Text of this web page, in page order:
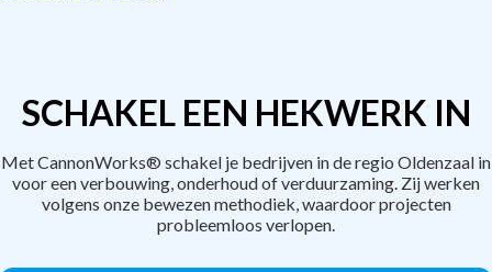
SCHAKEL EEN HEKWERK IN
Met CannonWorks® schakel je bedrijven in de regio Oldenzaal in
voor een verbouwing, onderhoud of verduurzaming. Zij werken
volgens onze bewezen methodiek, waardoor projecten
probleemloos verlopen.